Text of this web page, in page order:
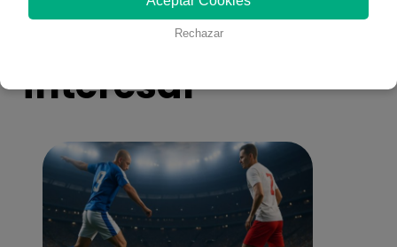
También te puede
interesar
Rechazar